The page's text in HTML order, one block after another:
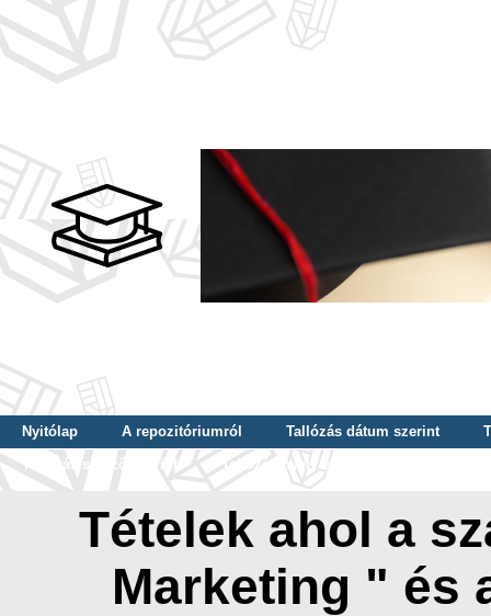
Nyitólap A repozitóriumról Tallózás dátum szerint
Tallózás szerző szerint
Tallózás nyelv szerint
Tételek ahol a
Marketing " és